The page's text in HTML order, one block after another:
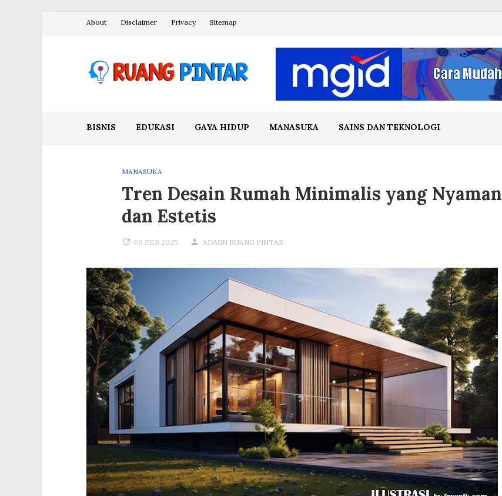
About Disclaimer Privacy Sitemap
BISNIS EDUKASI GAYA HIDUP MANASUKA SAINS DAN TEKNOLOGI
MANASUKA
Tren Desain Rumah Minimalis yang Nyaman
dan Estetis
03 FEB 2025 ADMIN RUANG PINTAR